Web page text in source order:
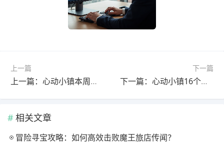
上一篇
上一篇：心动小镇本周粉色泡泡位置卫浴家具免费获取
下一篇
下一篇：心动小镇16个创意动物香薰放置点指南
相关文章
冒险寻宝攻略：如何高效击败魔王旅店传闻？